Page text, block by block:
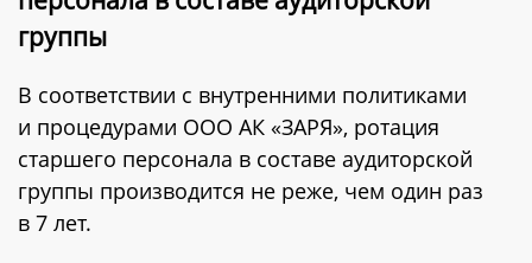
группы
В соответствии с внутренними политиками
и процедурами ООО АК «ЗАРЯ», ротация
старшего персонала в составе аудиторской
группы производится не реже, чем один раз
в 7 лет.